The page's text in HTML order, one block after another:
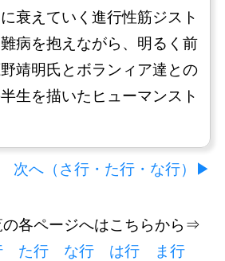
衰えていく進行性筋ジスト
病を抱えながら、明るく前
靖明氏とボランィア達との
生を描いたヒューマンスト
次へ（さ行・た行・な行）▶
の各ページへはこちらから⇒
た行 な行 は行
ま行